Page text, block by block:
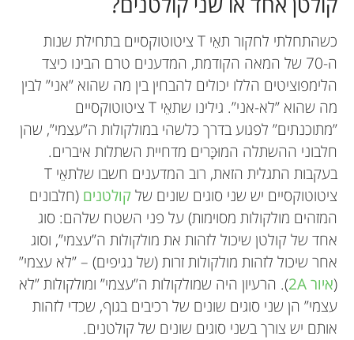
כשהתחלתי לחקור תאֵי T ציטוטוקסיים בתחילת שנות
ה-70 של המאה הקודמת, המדענים טרם הבינו כיצד
הלימפוציטים הללו יכולים להבחין בין מה שהוא ”אני” לבין
מה שהוא ”לא-אני”. גילינו שתאֵי T ציטוטוקסיים
”מתוכנתים” לפגוע בדרך כלשהי במולקולות ה”עצמי”, שהן
חלבוני ההשתלה המוּכָּרים מדחיית השתלות איברים.
בעקבות התגלית הזאת, רוב המדענים חשבו שלתאֵי T
ציטוטוקסיים יש שני סוגים שונים שלקולטנים (חלבונים
המזהים מולקולות מסוימות) על פני השטח שלהם: סוג
אחד של קולטן שיכול לזהות את מולקולות ה”עצמי”, וסוג
אחר שיכול לזהות מולקולות זרות (של נגיפים) – ”לא עצמי”
(איור 2A
). הרעיון היה שמולקולות ה”עצמי” ומולקולות ”לא
עצמי” הן שני סוגים שונים של רכיבים בגוף, שכדי לזהות
אותם יש צורך בשני סוגים שונים של קולטנים.